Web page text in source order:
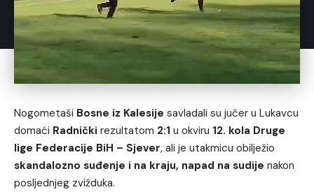
Nogometaši Bosne iz Kalesije savladali su jučer u Lukavcu
domaći Radnički rezultatom 2:1 u okviru 12. kola Druge
lige Federacije BiH – Sjever, ali je utakmicu obilježio
skandalozno suđenje i na kraju, napad na sudije nakon
posljednjeg zvižduka.